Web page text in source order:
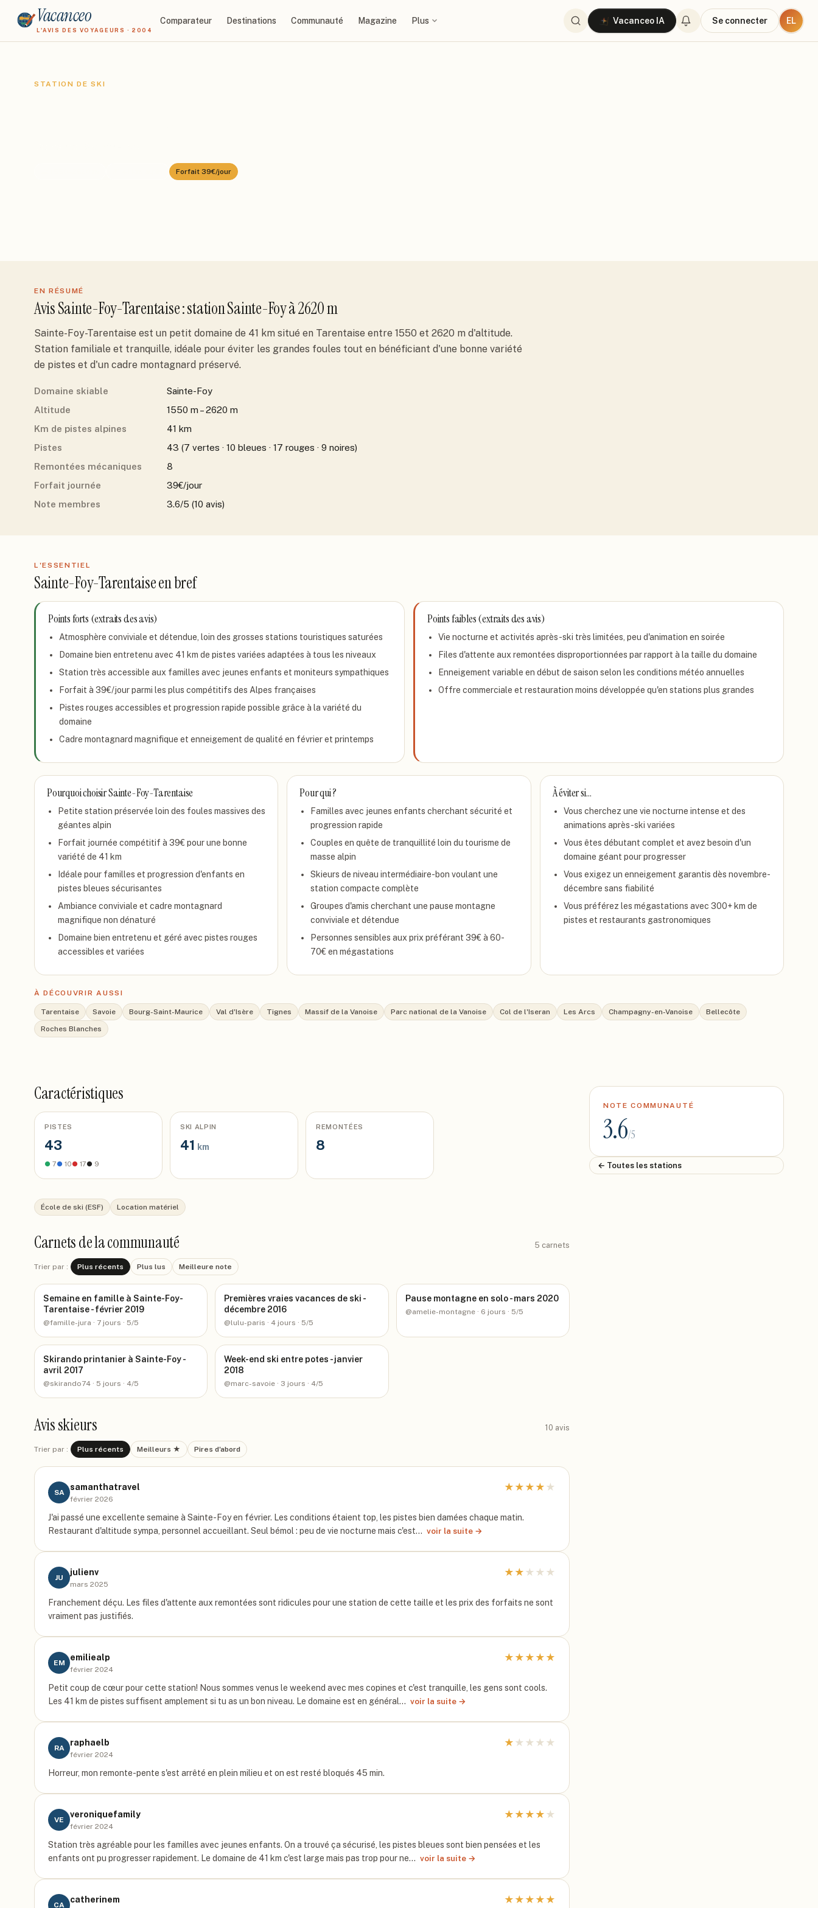
Vacanceo
L'AVIS DES VOYAGEURS · 2004
Comparateur Destinations Communauté Magazine Plus Vacanceo IA Se connecter EL
STATION DE SKI
Forfait 39€/jour
EN RÉSUMÉ
AvisSainte-Foy-Tarentaise: stationSainte-Foyà 2620 m
Sainte-Foy-Tarentaise est un petit domaine de 41 km situé en Tarentaise entre 1550 et 2620 m d'altitude.
Station familiale et tranquille, idéale pour éviter les grandes foules tout en bénéficiant d'une bonne variété
de pistes et d'un cadre montagnard préservé.
Domaine skiable
Sainte-Foy
Altitude
1550 m – 2620 m
Km de pistes alpines
41 km
Pistes
43 (7 vertes · 10 bleues · 17 rouges · 9 noires)
Remontées mécaniques
8
Forfait journée
39€/jour
Note membres
3.6/5 (10 avis)
L'ESSENTIEL
Sainte-Foy-Tarentaiseen bref
Points forts (extraits des avis)
Atmosphère conviviale et détendue, loin des grosses stations touristiques saturées
Domaine bien entretenu avec 41 km de pistes variées adaptées à tous les niveaux
Station très accessible aux familles avec jeunes enfants et moniteurs sympathiques
Forfait à 39€/jour parmi les plus compétitifs des Alpes françaises
Pistes rouges accessibles et progression rapide possible grâce à la variété du
domaine
Cadre montagnard magnifique et enneigement de qualité en février et printemps
Points faibles (extraits des avis)
Vie nocturne et activités après-ski très limitées, peu d'animation en soirée
Files d'attente aux remontées disproportionnées par rapport à la taille du domaine
Enneigement variable en début de saison selon les conditions météo annuelles
Offre commerciale et restauration moins développée qu'en stations plus grandes
Pourquoi choisirSainte-Foy-Tarentaise
Petite station préservée loin des foules massives des
géantes alpin
Forfait journée compétitif à 39€ pour une bonne
variété de 41 km
Idéale pour familles et progression d'enfants en
pistes bleues sécurisantes
Ambiance conviviale et cadre montagnard
magnifique non dénaturé
Domaine bien entretenu et géré avec pistes rouges
accessibles et variées
Pour qui ?
Familles avec jeunes enfants cherchant sécurité et
progression rapide
Couples en quête de tranquillité loin du tourisme de
masse alpin
Skieurs de niveau intermédiaire-bon voulant une
station compacte complète
Groupes d'amis cherchant une pause montagne
conviviale et détendue
Personnes sensibles aux prix préférant 39€ à 60-
70€ en mégastations
À éviter si…
Vous cherchez une vie nocturne intense et des
animations après-ski variées
Vous êtes débutant complet et avez besoin d'un
domaine géant pour progresser
Vous exigez un enneigement garantis dès novembre-
décembre sans fiabilité
Vous préférez les mégastations avec 300+ km de
pistes et restaurants gastronomiques
À DÉCOUVRIR AUSSI
Tarentaise Savoie Bourg-Saint-Maurice Val d'Isère Tignes Massif de la Vanoise Parc national de la Vanoise Col de l'Iseran Les Arcs Champagny-en-Vanoise
Bellecôte
Roches Blanches
Caractéristiques
PISTES
43
● 7● 10● 17● 9
SKI ALPIN
41 km
REMONTÉES
8
École de ski (ESF) Location matériel
Carnets de la communauté 5 carnets
Trier par : Plus récents Plus lus Meilleure note
Semaine en famille à Sainte-Foy-
Tarentaise - février 2019
@famille-jura · 7 jours · 5/5
Premières vraies vacances de ski -
décembre 2016
@lulu-paris · 4 jours · 5/5
Pause montagne en solo - mars 2020
@amelie-montagne· 6 jours · 5/5
Skirando printanier à Sainte-Foy -
avril 2017
@skirando74 · 5 jours · 4/5
Week-end ski entre potes - janvier
2018
@marc-savoie · 3 jours · 4/5
Avis skieurs 10 avis
Trier par : Plus récents Meilleurs ★ Pires d'abord
SA
samanthatravel
février 2026
★ ★ ★ ★ ★
J'ai passé une excellente semaine à Sainte-Foy en février. Les conditions étaient top, les pistes bien damées chaque matin.
Restaurant d'altitude sympa, personnel accueillant. Seul bémol : peu de vie nocturne mais c'est… voir la suite →
JU
julienv
mars 2025
★ ★ ★ ★ ★
Franchement déçu. Les files d'attente aux remontées sont ridicules pour une station de cette taille et les prix des forfaits ne sont
vraiment pas justifiés.
EM
emiliealp
février 2024
★ ★ ★ ★ ★
Petit coup de cœur pour cette station! Nous sommes venus le weekend avec mes copines et c'est tranquille, les gens sont cools.
Les 41 km de pistes suffisent amplement si tu as un bon niveau. Le domaine est en général… voir la suite →
RA
raphaelb
février 2024
★ ★ ★ ★ ★
Horreur, mon remonte-pente s'est arrêté en plein milieu et on est resté bloqués 45 min.
VE
veroniquefamily
février 2024
★ ★ ★ ★ ★
Station très agréable pour les familles avec jeunes enfants. On a trouvé ça sécurisé, les pistes bleues sont bien pensées et les
enfants ont pu progresser rapidement. Le domaine de 41 km c'est large mais pas trop pour ne… voir la suite →
CA
catherinem ★ ★ ★ ★ ★
NOTE COMMUNAUTÉ
3.6/5
← Toutes les stations